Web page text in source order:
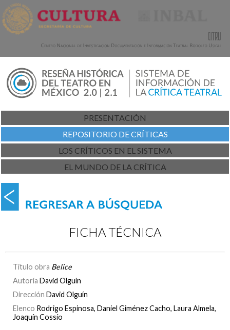
PRESENTACIÓN
REPOSITORIO DE CRÍTICAS
LOS CRÍTICOS EN EL SISTEMA
EL MUNDO DE LA CRÍTICA
FICHA TÉCNICA
Título obra Belice
Autoría David Olguín
Dirección David Olguín
Elenco Rodrigo Espinosa, Daniel Giménez Cacho, Laura Almela,
Joaquín Cossío